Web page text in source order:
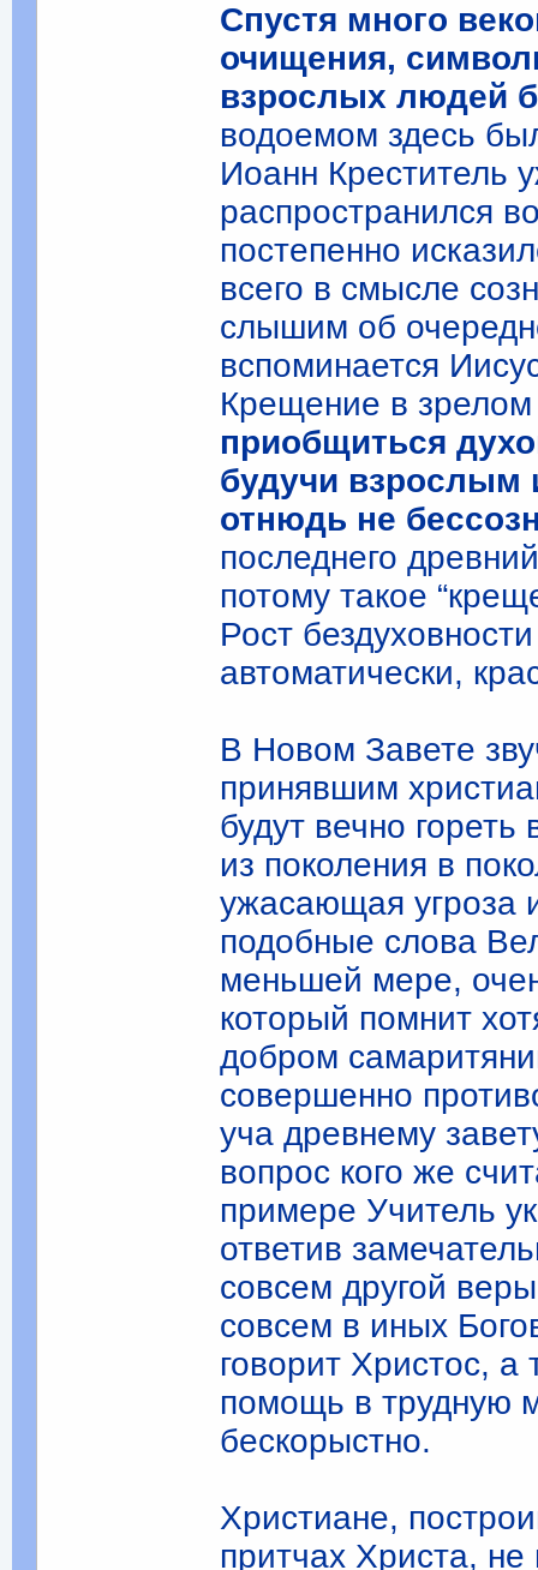
Спустя много
очищения,
взрослых людей
водоемом здесь
Иоанн Креститель
распространился
постепенно
всего в смысле
слышим об
вспоминается
Крещение в
приобщиться
будучи взрослым
отнюдь не
последнего
потому такое
Рост
автоматически,
В Новом Завете
принявшим
будут вечно
из поколения в
ужасающая угроза
подобные слова
меньшей мере,
который помнит
добром
совершенно
уча древнему
вопрос кого же
примере Учитель
ответив
совсем другой
совсем в иных
говорит Христос, а
помощь в трудную
бескорыстно.
Христиане,
притчах Христа,